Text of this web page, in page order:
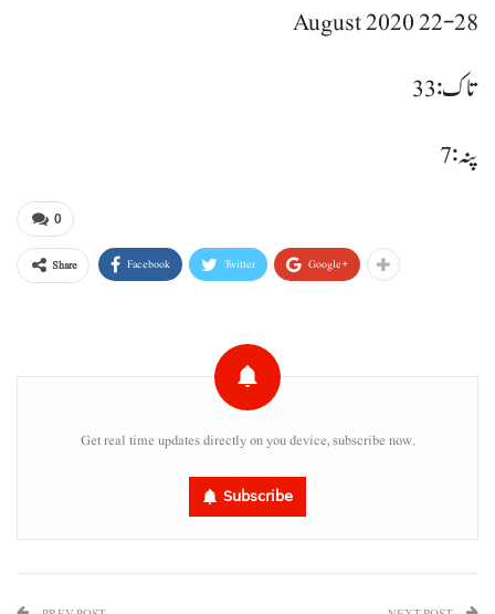
22-28 August 2020
تاک: 33
پنہ : 7
0
Share Facebook Twitter Google+
Get real time updates directly on you device, subscribe now.
Subscribe